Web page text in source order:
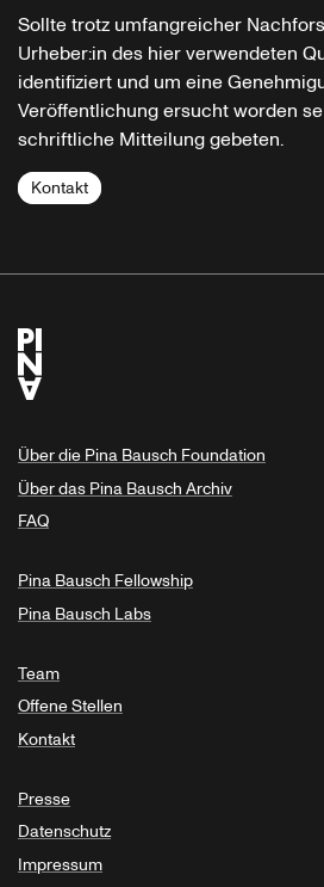
Sollte trotz umfangreicher
Urheber:in des hier verwendeten
identifiziert und um eine
Veröffentlichung ersucht worden
schriftliche Mitteilung gebeten.
Kontakt
Über die Pina Bausch Foundation
Über das Pina Bausch Archiv
FAQ
Pina Bausch Fellowship
Pina Bausch Labs
Team
Offene Stellen
Kontakt
Presse
Datenschutz
Impressum